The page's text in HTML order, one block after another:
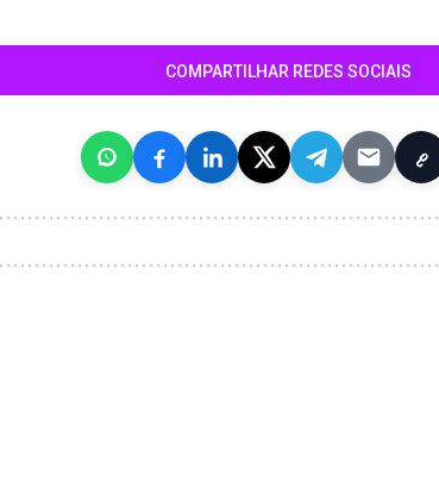
COMPARTILHAR REDES SOCIAIS